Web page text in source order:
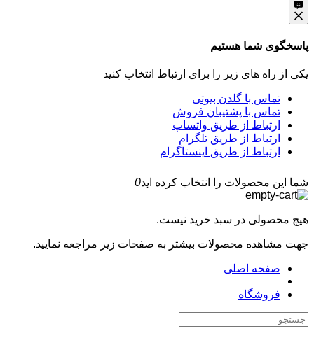
پاسخگوی شما هستیم
یکی از راه های زیر را برای ارتباط انتخاب کنید
تماس با گلدن بیوتی
تماس با پشتیبان فروش
ارتباط از طریق واتساپ
ارتباط از طریق تلگرام
ارتباط از طریق اینستاگرام
شما این محصولات را انتخاب کرده اید0
هیچ محصولی در سبد خرید نیست.
جهت مشاهده محصولات بیشتر به صفحات زیر مراجعه نمایید.
صفحه اصلی
فروشگاه